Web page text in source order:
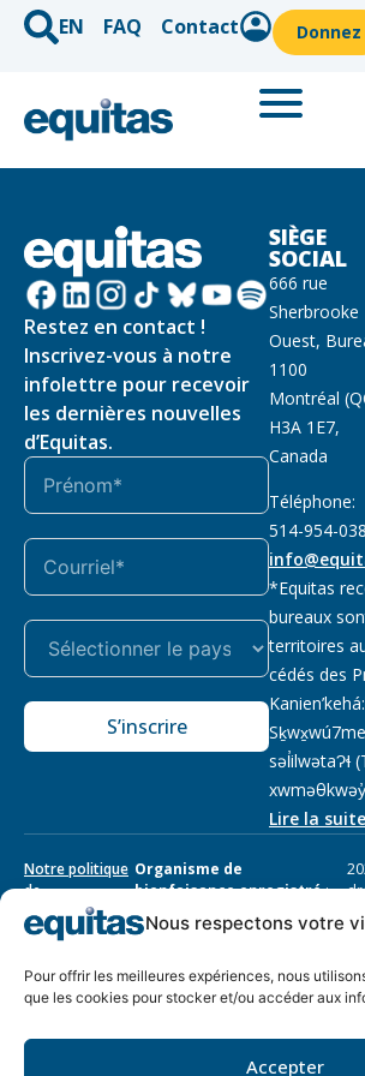
Nous respectons votre
Pour offrir les meilleures expériences, nous
que les cookies pour stocker et/ou accéder aux
Accepter
EN FAQ Contact Donnez
Restez en contact !
Inscrivez-vous à notre
infolettre pour recevoir
les dernières nouvelles
d’Equitas.
S’inscrire
SIÈGE
SOCIAL
666 rue
Sherbrooke
Ouest,
1100
Montréal
H3A 1E7,
Canada
Téléphone:
514-954-
*Equitas
bureaux
territoires
cédés des
səl̓ilwətaɁɬ
Lire la suite
Notre politique
de
confidentialité
Organisme de
bienfaisance enregistré:
118833292RR0001
Phil